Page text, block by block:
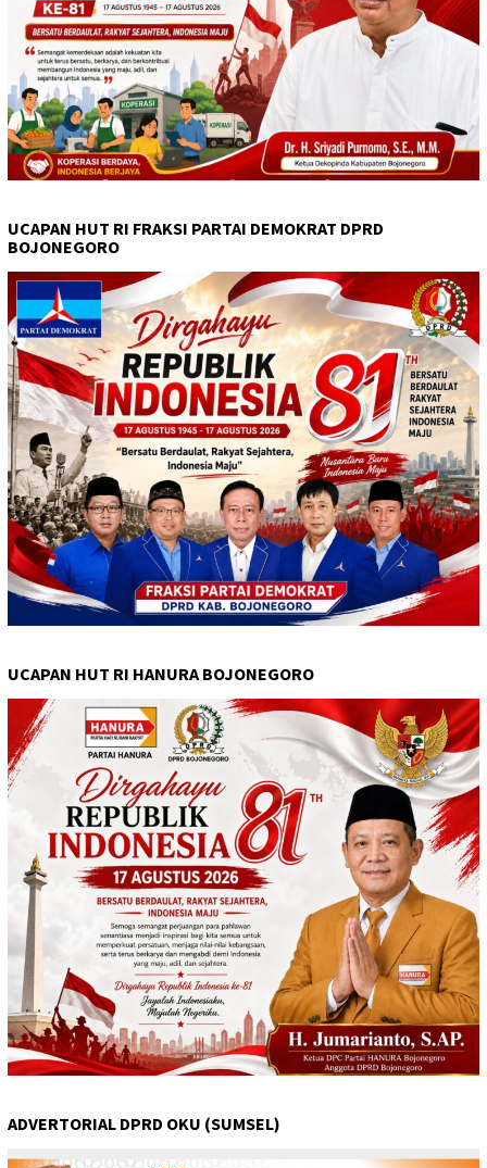
UCAPAN HUT RI FRAKSI PARTAI DEMOKRAT DPRD
BOJONEGORO
UCAPAN HUT RI HANURA BOJONEGORO
ADVERTORIAL DPRD OKU (SUMSEL)